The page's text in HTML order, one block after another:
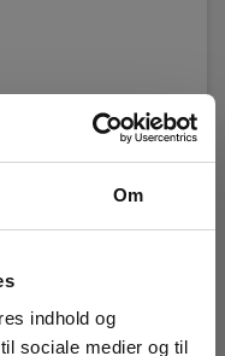
Om
indhold og
sociale medier og til